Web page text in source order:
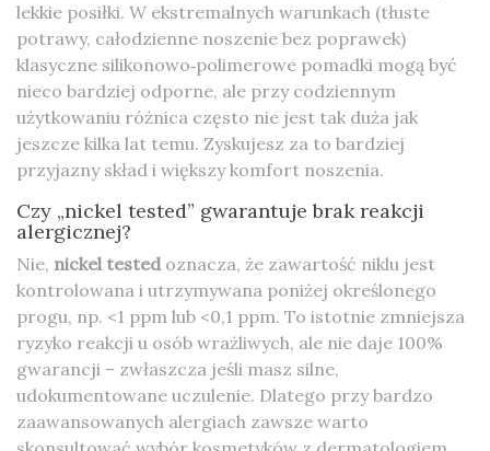
lekkie posiłki. W ekstremalnych warunkach (tłuste
potrawy, całodzienne noszenie bez poprawek)
klasyczne silikonowo‑polimerowe pomadki mogą być
nieco bardziej odporne, ale przy codziennym
użytkowaniu różnica często nie jest tak duża jak
jeszcze kilka lat temu. Zyskujesz za to bardziej
przyjazny skład i większy komfort noszenia.
Czy „nickel tested” gwarantuje brak reakcji
alergicznej?
Nie, nickel testedoznacza, że zawartość niklu jest
kontrolowana i utrzymywana poniżej określonego
progu, np. <1 ppm lub <0,1 ppm. To istotnie zmniejsza
ryzyko reakcji u osób wrażliwych, ale nie daje 100%
gwarancji – zwłaszcza jeśli masz silne,
udokumentowane uczulenie. Dlatego przy bardzo
zaawansowanych alergiach zawsze warto